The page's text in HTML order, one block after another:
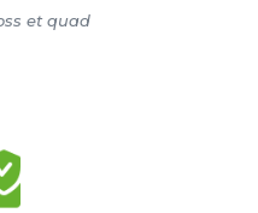
et quad